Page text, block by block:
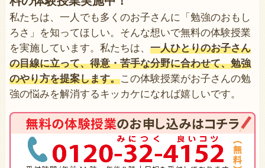
私たちは、一人でも多くのお子さんに「勉強のおもし
ろさ」を知ってほしい。そんな想いで無料の体験授業
を実施しています。私たちは、 一人ひとりのお子さん
の目線に立って、得意・苦手な分野に合わせて、勉強
のやり方を提案します。この体験授業がお子さんの勉
強の悩みを解消するキッカケになれば嬉しいです。